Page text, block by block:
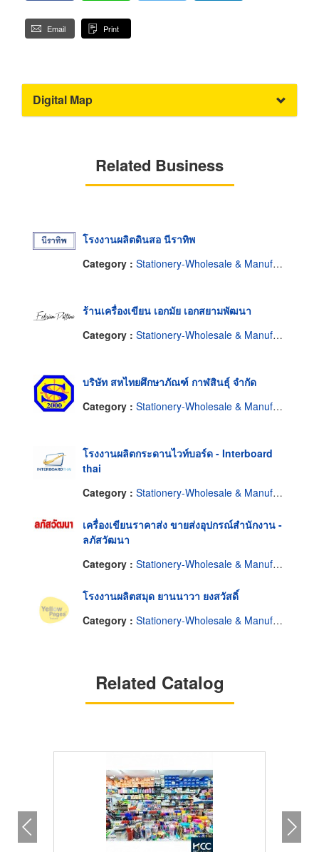
Email Print
Digital Map
Related Business
โรงงานผลิตดินสอ นีราทิพ
Category : Stationery-Wholesale & Manufacturers
ร้านเครื่องเขียน เอกมัย เอกสยามพัฒนา
Category : Stationery-Wholesale & Manufacturers
บริษัท สหไทยศึกษาภัณฑ์ กาฬสินธุ์ จำกัด
Category : Stationery-Wholesale & Manufacturers
โรงงานผลิตกระดานไวท์บอร์ด - Interboard
thai
Category : Stationery-Wholesale & Manufacturers
เครื่องเขียนราคาส่ง ขายส่งอุปกรณ์สำนักงาน -
ลภัสวัฒนา
Category : Stationery-Wholesale & Manufacturers
โรงงานผลิตสมุด ยานนาวา ยงสวัสดิ์
Category : Stationery-Wholesale & Manufacturers
Related Catalog